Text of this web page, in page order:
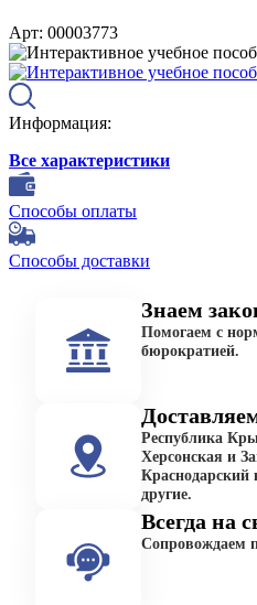
Арт: 00003773
Информация:
Все характеристики
Способы оплаты
Способы доставки
Знаем
Помогаем с
бюрократией.
Республика
Херсонская и
Краснодарский
другие.
Всегда на
Сопровождаем